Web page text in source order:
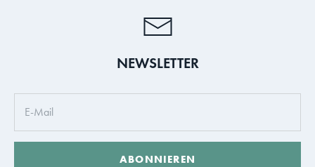
NEWSLETTER
ABONNIEREN